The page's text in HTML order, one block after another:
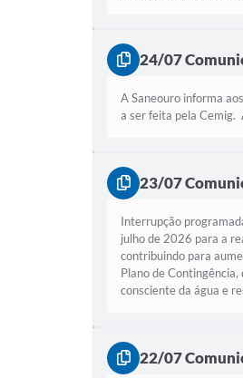
24/07
A Saneouro informa
a ser feita pela Cemig.
23/07
Interrupção
julho de 2026 para a
contribuindo para
Plano de
consciente da água e
22/07